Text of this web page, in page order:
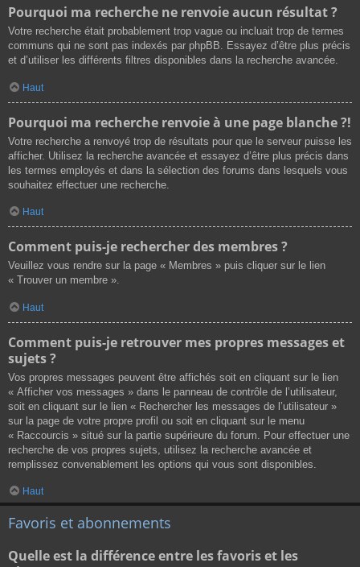
Pourquoi ma recherche ne renvoie aucun résultat ?
Votre recherche était probablement trop vague ou incluait trop de termes
communs qui ne sont pas indexés par phpBB. Essayez d’être plus précis
et d’utiliser les différents filtres disponibles dans la recherche avancée.
Haut
Pourquoi ma recherche renvoie à une page blanche ?!
Votre recherche a renvoyé trop de résultats pour que le serveur puisse les
afficher. Utilisez la recherche avancée et essayez d’être plus précis dans
les termes employés et dans la sélection des forums dans lesquels vous
souhaitez effectuer une recherche.
Haut
Comment puis-je rechercher des membres ?
Veuillez vous rendre sur la page « Membres » puis cliquer sur le lien
« Trouver un membre ».
Haut
Comment puis-je retrouver mes propres messages et
sujets ?
Vos propres messages peuvent être affichés soit en cliquant sur le lien
« Afficher vos messages » dans le panneau de contrôle de l’utilisateur,
soit en cliquant sur le lien « Rechercher les messages de l’utilisateur »
sur la page de votre propre profil ou soit en cliquant sur le menu
« Raccourcis » situé sur la partie supérieure du forum. Pour effectuer une
recherche de vos propres sujets, utilisez la recherche avancée et
remplissez convenablement les options qui vous sont disponibles.
Haut
Favoris et abonnements
Quelle est la différence entre les favoris et les